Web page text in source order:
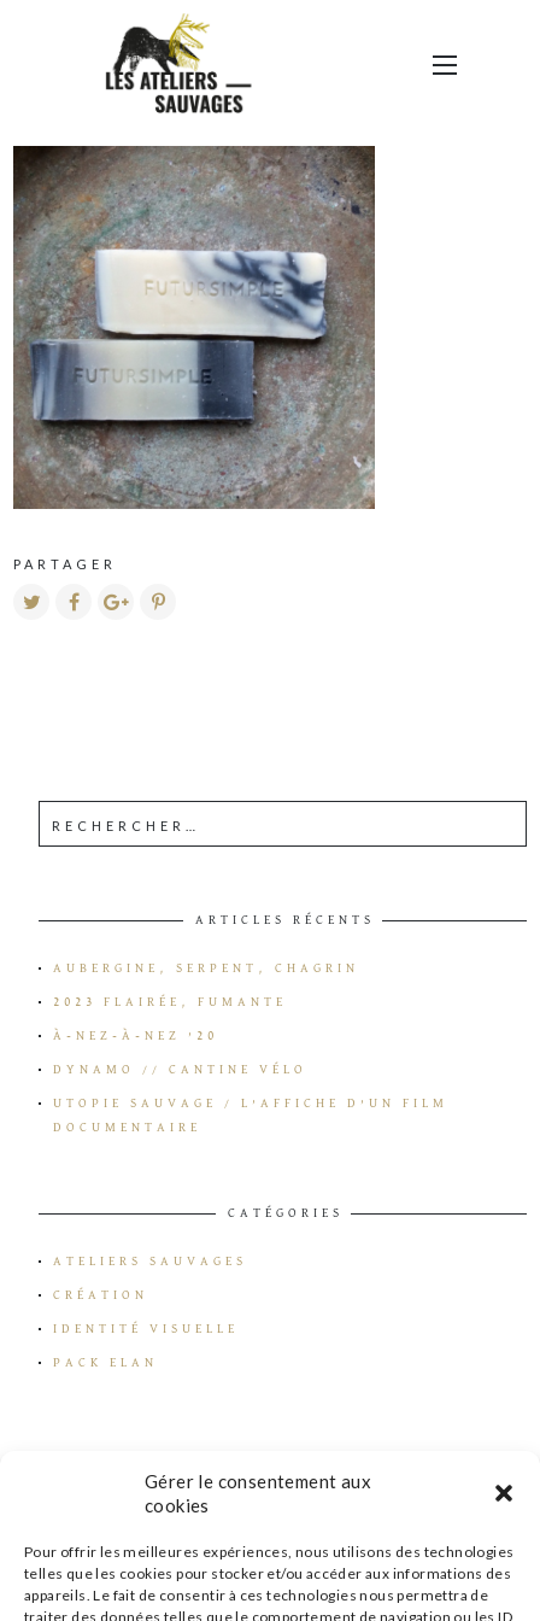
Gérer le consentement aux
cookies
Pour offrir les meilleures expériences, nous utilisons des technologies
telles que les cookies pour stocker et/ou accéder aux informations des
appareils. Le fait de consentir à ces technologies nous permettra de
traiter des données telles que le comportement de navigation ou les ID
CAPTURE D’ÉCRAN 2022-
11-25 À 11.19.45
PARTAGER
ARTICLES RÉCENTS
AUBERGINE, SERPENT, CHAGRIN
2023 FLAIRÉE, FUMANTE
À-NEZ-À-NEZ ’20
DYNAMO // CANTINE VÉLO
UTOPIE SAUVAGE / L’AFFICHE D’UN FILM
DOCUMENTAIRE
CATÉGORIES
ATELIERS SAUVAGES
CRÉATION
IDENTITÉ VISUELLE
PACK ELAN